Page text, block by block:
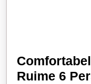
Ruime 6